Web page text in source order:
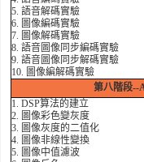
5. 語音解碼實驗
6. 圖像編碼實驗
7. 圖像解碼實驗
8. 語音圖像同步編碼實驗
9. 語音圖像同步解碼實驗
10. 圖像編解碼實驗
第八階段--
1. DSP算法的建立
2. 圖像彩色變灰度
3. 圖像灰度的二值化
4. 圖像非線性變換
5. 圖像中值濾波